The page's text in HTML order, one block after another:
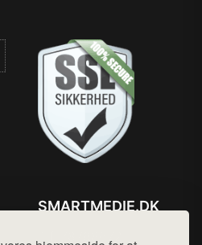
SMARTMEDIE.DK